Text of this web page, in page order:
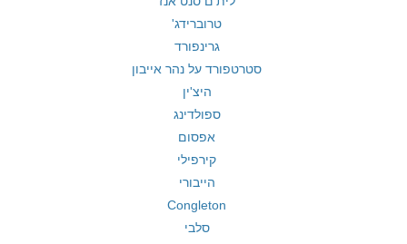
טרוברידג'
גרינפורד
סטרטפורד על נהר אייבון
היצ'ין
ספולדינג
אפסום
קירפילי
הייבורי
Congleton
סלבי